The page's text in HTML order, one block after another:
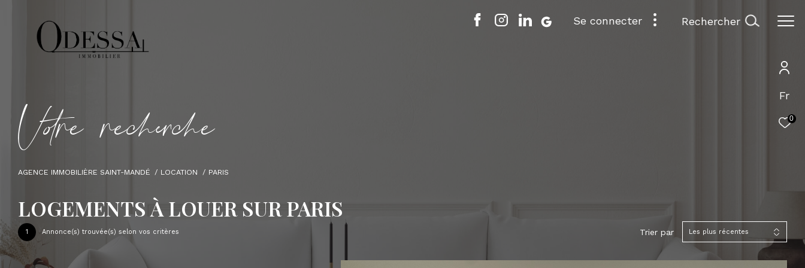
Fr
0
se connecter rechercher
Vore recece
AGENCE IMMOBILIÈRE SAINT-MANDÉ LOCATION PARIS
LOGEMENTS À LOUER SUR PARIS
1 Annonce(s) trouvée(s) selon vos critères Trier par Les plus récentes